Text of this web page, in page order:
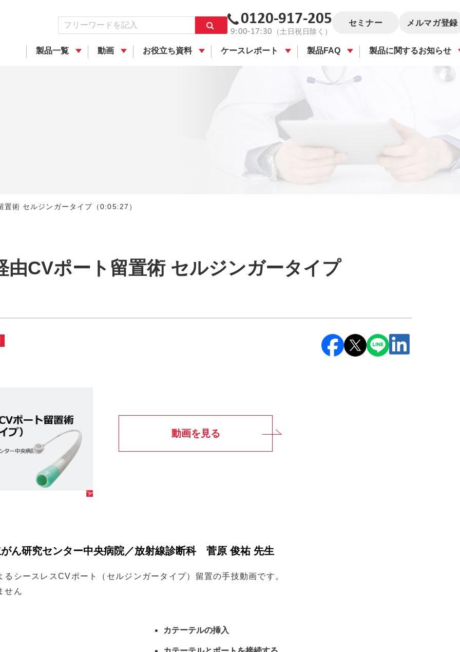
0120-917-205
9:00-17:30 （土日祝日除く）
セミナー メルマガ登録
製品一覧 動画 お役立ち資料 ケースレポート 製品FAQ 製品に関するお知らせ
置術 セルジンガータイプ（0:05:27）
由CVポート留置術 セルジンガータイプ
動画を見る
ん研究センター中央病院／放射線診断科 菅原 俊祐 先生
シースレスCVポート（セルジンガータイプ）留置の手技動画です。
せん
カテーテルの挿入